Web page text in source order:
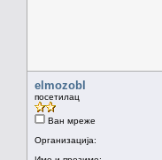
elmozobl
посетилац
Ван мреже
Организација: